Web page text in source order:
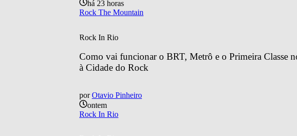
há 23 horas
Rock The Mountain
Rock In Rio
Como vai funcionar o BRT, Metrô e o Primeira Classe
à Cidade do Rock
por Otavio Pinheiro
ontem
Rock In Rio